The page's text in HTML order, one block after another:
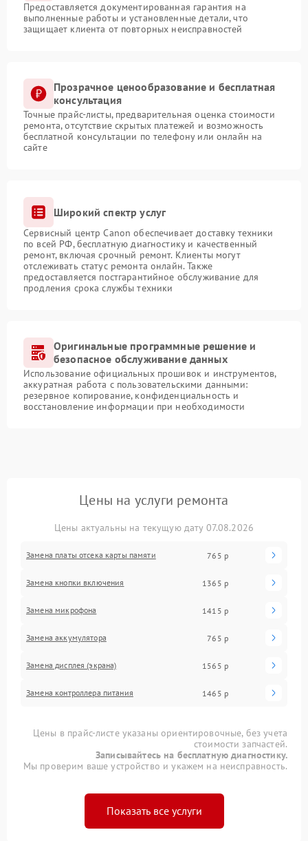
Предоставляется документированная гарантия на
выполненные работы и установленные детали, что
защищает клиента от повторных неисправностей
Прозрачное ценообразование и бесплатная
консультация
Точные прайс-листы, предварительная оценка стоимости
ремонта, отсутствие скрытых платежей и возможность
бесплатной консультации по телефону или онлайн на
сайте
Широкий спектр услуг
Сервисный центр Canon обеспечивает доставку техники
по всей РФ, бесплатную диагностику и качественный
ремонт, включая срочный ремонт. Клиенты могут
отслеживать статус ремонта онлайн. Также
предоставляется постгарантийное обслуживание для
продления срока службы техники
Оригинальные программные решение и
безопасное обслуживание данных
Использование официальных прошивок и инструментов,
аккуратная работа с пользовательскими данными:
резервное копирование, конфиденциальность и
восстановление информации при необходимости
Цены на услуги ремонта
Цены актуальны на текущую дату 07.08.2026
Замена платы отсека карты памяти 765 р
Замена кнопки включения 1365 р
Замена микрофона 1415 р
Замена аккумулятора 765 р
Замена дисплея (экрана) 1565 р
Замена контроллера питания 1465 р
Цены в прайс-листе указаны ориентировочные, без учета
стоимости запчастей.
Записывайтесь на бесплатную диагностику.
Мы проверим ваше устройство и укажем на неисправность.
Показать все услуги